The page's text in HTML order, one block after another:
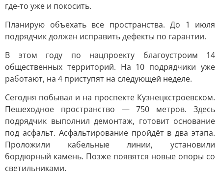
где-то уже и покосить.
Планирую объехать все пространства. До 1 июля
подрядчик должен исправить дефекты по гарантии.
В этом году по нацпроекту благоустроим 14
общественных территорий. На 10 подрядчики уже
работают, на 4 приступят на следующей неделе.
Сегодня побывал и на проспекте Кузнецкстроевском.
Пешеходное пространство — 750 метров. Здесь
подрядчик выполнил демонтаж, готовит основание
под асфальт. Асфальтирование пройдёт в два этапа.
Проложили кабельные линии, установили
бордюрный камень. Позже появятся новые опоры со
светильниками.